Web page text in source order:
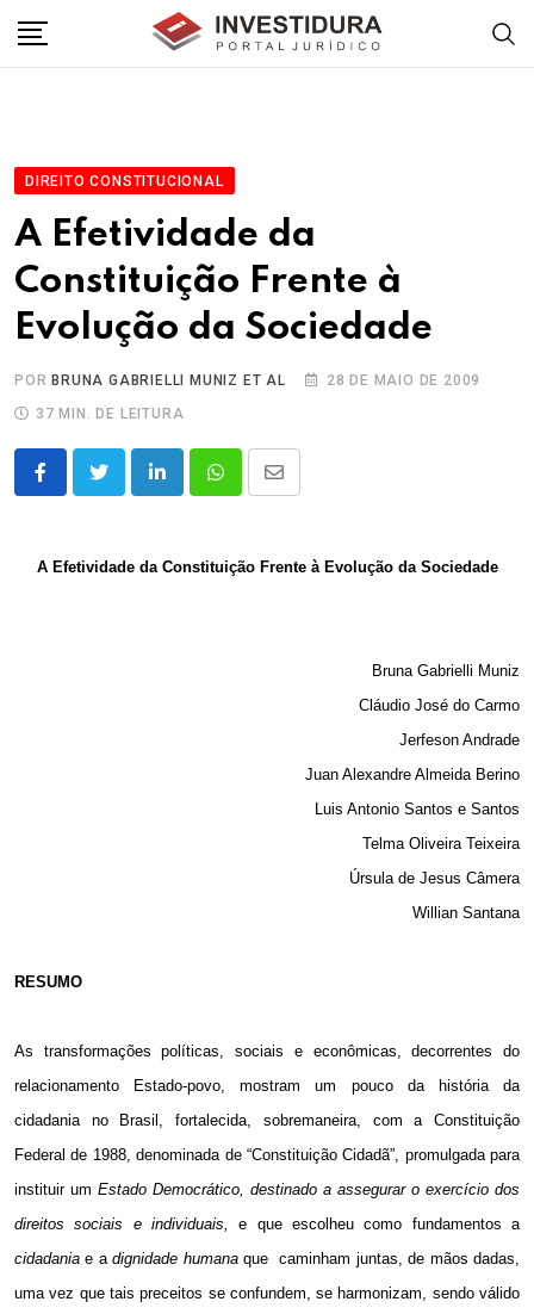
DIREITO CONSTITUCIONAL
A Efetividade da
Constituição Frente à
Evolução da Sociedade
POR BRUNA GABRIELLI MUNIZ ET AL
28 DE MAIO DE 2009
37 MIN. DE LEITURA
LinkedInWhatsappShare
Email
A Efetividade da Constituição Frente à Evolução da Sociedade
Bruna Gabrielli Muniz
Cláudio José do Carmo
Jerfeson Andrade
Juan Alexandre Almeida Berino
Luis Antonio Santos e Santos
Telma Oliveira Teixeira
Úrsula de Jesus Câmera
Willian Santana
RESUMO
As transformações políticas, sociais e econômicas, decorrentes do
relacionamento Estado-povo, mostram um pouco da história da
cidadania no Brasil, fortalecida, sobremaneira, com a Constituição
Federal de 1988, denominada de “Constituição Cidadã”, promulgada para
instituir um Estado Democrático, destinado a assegurar o exercício dos
direitos sociais e individuais,e que escolheu como fundamentos a
cidadania e adignidade humanaque
caminham juntas, de mãos dadas,
uma vez que tais preceitos se confundem, se harmonizam, sendo válido